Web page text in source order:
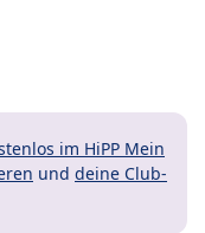
im HiPP Mein
und deine Club-